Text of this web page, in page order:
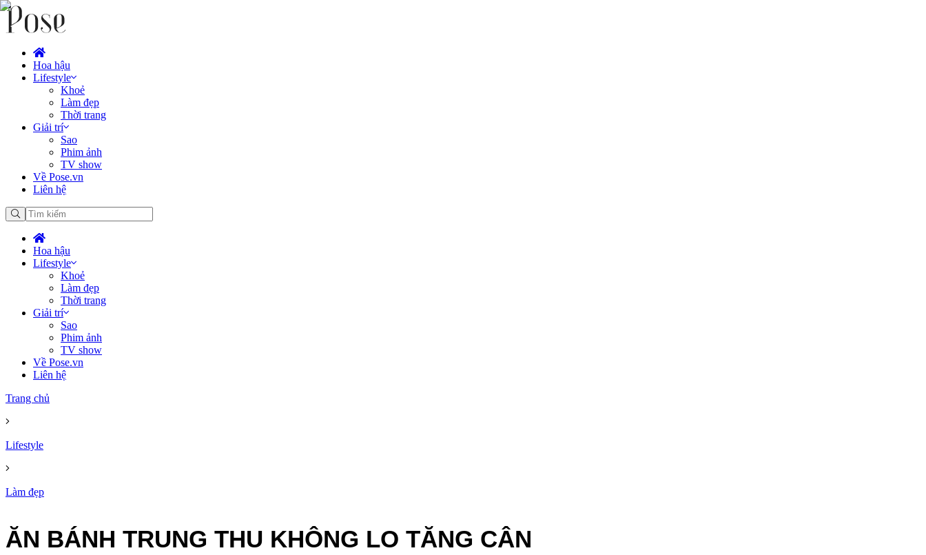
Hoa hậu
Lifestyle
Khoẻ
Làm đẹp
Thời trang
Giải trí
Sao
Phim ảnh
TV show
Về Pose.vn
Liên hệ
Hoa hậu
Lifestyle
Khoẻ
Làm đẹp
Thời trang
Giải trí
Sao
Phim ảnh
TV show
Về Pose.vn
Liên hệ
Trang chủ
Lifestyle
Làm đẹp
ĂN BÁNH TRUNG THU KHÔNG LO TĂNG CÂN